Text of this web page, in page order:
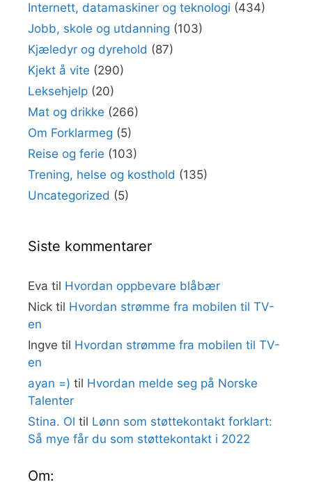
Internett, datamaskiner og teknologi (434)
Jobb, skole og utdanning (103)
Kjæledyr og dyrehold (87)
Kjekt å vite (290)
Leksehjelp (20)
Mat og drikke (266)
Om Forklarmeg (5)
Reise og ferie (103)
Trening, helse og kosthold (135)
Uncategorized (5)
Siste kommentarer
Eva til Hvordan oppbevare blåbær
Nick til Hvordan strømme fra mobilen til TV-
en
Ingve til Hvordan strømme fra mobilen til TV-
en
ayan =) til Hvordan melde seg på Norske
Talenter
Stina. Ol til Lønn som støttekontakt forklart:
Så mye får du som støttekontakt i 2022
Om: